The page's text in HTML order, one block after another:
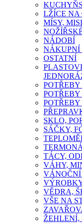
LŽÍCE NA
MÍSY,
NÁDOBÍ
NÁKUPNÍ
OSTATNÍ
POTŘEBY
SKLO,
SÁČKY,
TÁCY,
VÁHY,
VĚDRA,
VŠE NA
ŽEHLENÍ,